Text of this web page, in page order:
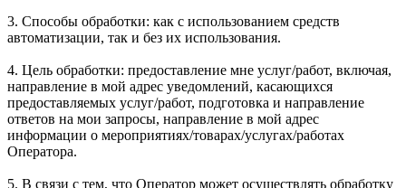
3. Способы обработки: как с использованием средств
автоматизации, так и без их использования.
4. Цель обработки: предоставление мне услуг/работ, включая,
направление в мой адрес уведомлений, касающихся
предоставляемых услуг/работ, подготовка и направление
ответов на мои запросы, направление в мой адрес
информации о мероприятиях/товарах/услугах/работах
Оператора.
5. В связи с тем, что Оператор может осуществлять обработку